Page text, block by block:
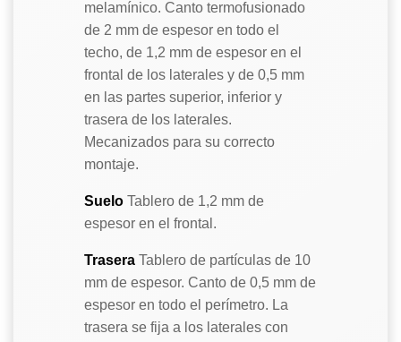
melamínico. Canto termofusionado
de 2 mm de espesor en todo el
techo, de 1,2 mm de espesor en el
frontal de los laterales y de 0,5 mm
en las partes superior, inferior y
trasera de los laterales.
Mecanizados para su correcto
montaje.
Suelo Tablero de 1,2 mm de
espesor en el frontal.
Trasera Tablero de partículas de 10
mm de espesor. Canto de 0,5 mm de
espesor en todo el perímetro. La
trasera se fija a los laterales con